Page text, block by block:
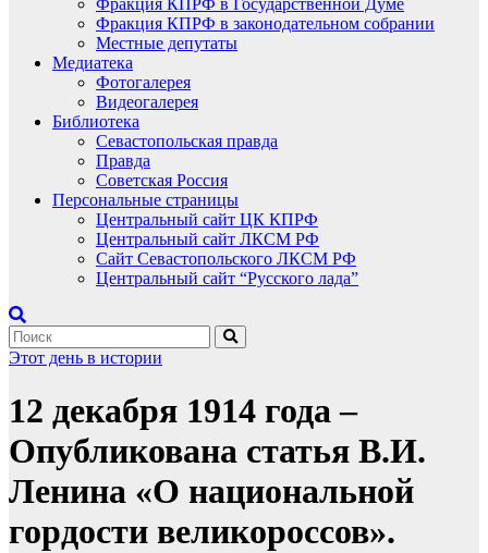
Фракция КПРФ в Государственной Думе
Фракция КПРФ в законодательном собрании
Местные депутаты
Медиатека
Фотогалерея
Видеогалерея
Библиотека
Севастопольская правда
Правда
Советская Россия
Персональные страницы
Центральный сайт ЦК КПРФ
Центральный сайт ЛКСМ РФ
Сайт Севастопольского ЛКСМ РФ
Центральный сайт “Русского лада”
Этот день в истории
12 декабря 1914 года –
Опубликована статья В.И.
Ленина «О национальной
гордости великороссов».